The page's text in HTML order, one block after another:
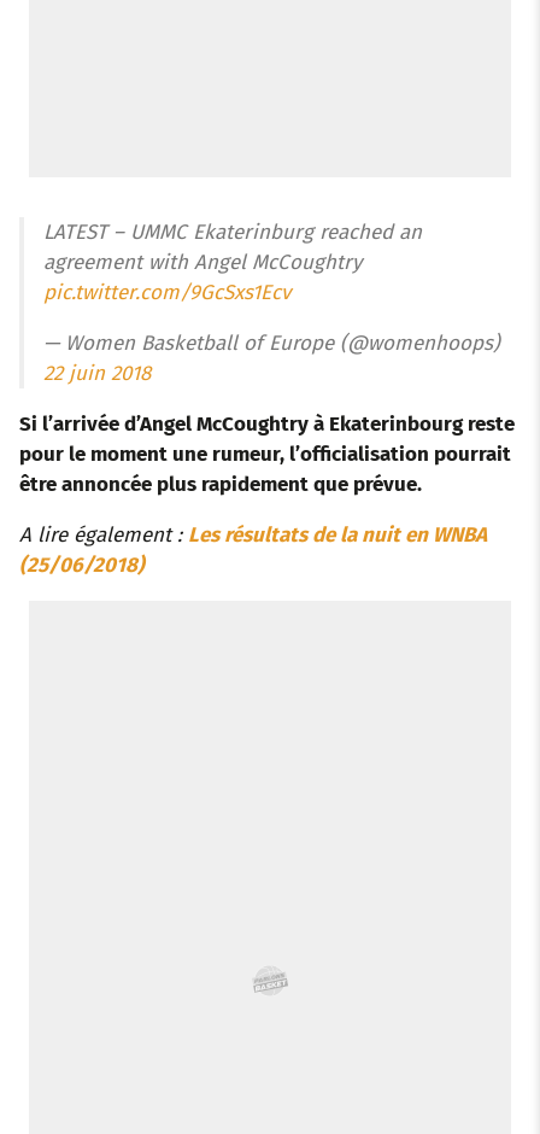
LATEST – UMMC Ekaterinburg reached an
agreement with Angel McCoughtry
pic.twitter.com/9GcSxs1Ecv
— Women Basketball of Europe (@womenhoops)
22 juin 2018
Si l’arrivée d’Angel McCoughtry à Ekaterinbourg reste
pour le moment une rumeur, l’officialisation pourrait
être annoncée plus rapidement que prévue.
A lire également : Les résultats de la nuit en WNBA
(25/06/2018)